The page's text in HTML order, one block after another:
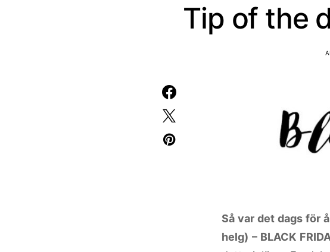
Tip of the
Så var det dags för
helg) – BLACK